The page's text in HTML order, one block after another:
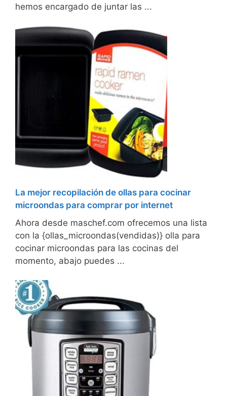
hemos encargado de juntar las ...
La mejor recopilación de ollas para cocinar
microondas para comprar por internet
Ahora desde maschef.com ofrecemos una lista
con la {ollas_microondas(vendidas)} olla para
cocinar microondas para las cocinas del
momento, abajo puedes ...